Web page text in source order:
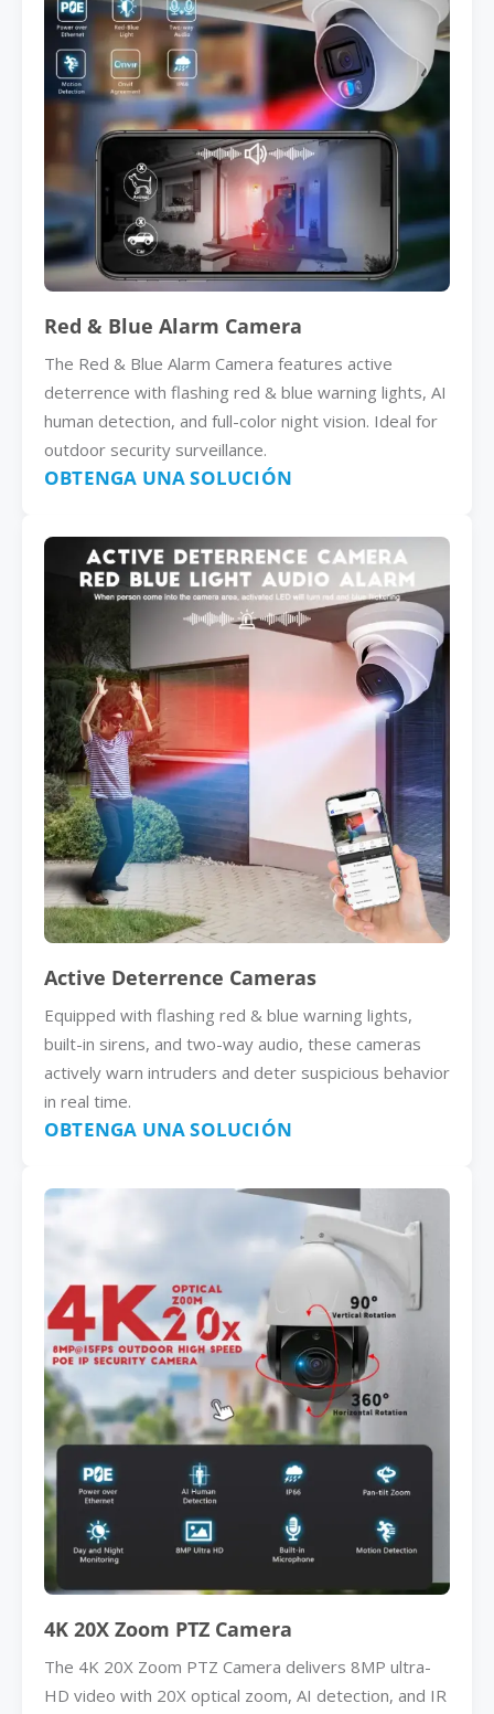
Red & Blue Alarm Camera
The Red & Blue Alarm Camera features active
deterrence with flashing red & blue warning lights, AI
human detection, and full-color night vision. Ideal for
outdoor security surveillance.
OBTENGA UNA SOLUCIÓN
Active Deterrence Cameras
Equipped with flashing red & blue warning lights,
built-in sirens, and two-way audio, these cameras
actively warn intruders and deter suspicious behavior
in real time.
OBTENGA UNA SOLUCIÓN
4K 20X Zoom PTZ Camera
The 4K 20X Zoom PTZ Camera delivers 8MP ultra-
HD video with 20X optical zoom, AI detection, and IR